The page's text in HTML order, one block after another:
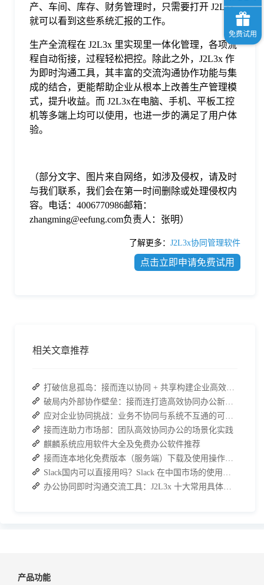
产、车间、库存、财务管理时，只需要打开 J2L3x
就可以看到这些系统汇报的工作。
生产全流程在 J2L3x 里实现里一体化管理，各项流
程自动衔接，过程轻松把控。除此之外，J2L3x 作
为即时沟通工具，其丰富的交流沟通协作功能与集
成的结合，更能帮助企业从根本上改善生产管理模
式，提升收益。而 J2L3x在电脑、手机、平板工控
机等多端上均可以使用，也进一步的满足了用户体
验。
（部分文字、图片来自网络，如涉及侵权，请及时
与我们联系，我们会在第一时间删除或处理侵权内
容。电话：4006770986邮箱：
zhangming@eefung.com负责人：张明）
了解更多： J2L3x协同管理软件
点击立即申请免费试用
相关文章推荐
打破信息孤岛：接而连以协同 + 共享构建企业高效办公生态
破局内外部协作壁垒：接而连打造高效协同办公新范式
应对企业协同挑战：业务不协同与系统不互通的可行策略
接而连助力市场部：团队高效协同办公的场景化实践
麒麟系统应用软件大全及免费办公软件推荐
接而连本地化免费版本（服务端）下载及使用操作手册
Slack国内可以直接用吗？Slack 在中国市场的使用现状及替代方案探讨
办公协同即时沟通交流工具：J2L3x 十大常用具体功能介绍
产品功能